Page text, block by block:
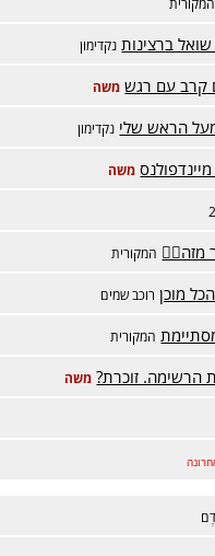
ברצינות נקדימון
קרב עם רגש משה
הראש שלי נקדימון
משה
המקורית
מוכן רוכב שמים
המקורית
הרשימה. זוכרת? משה